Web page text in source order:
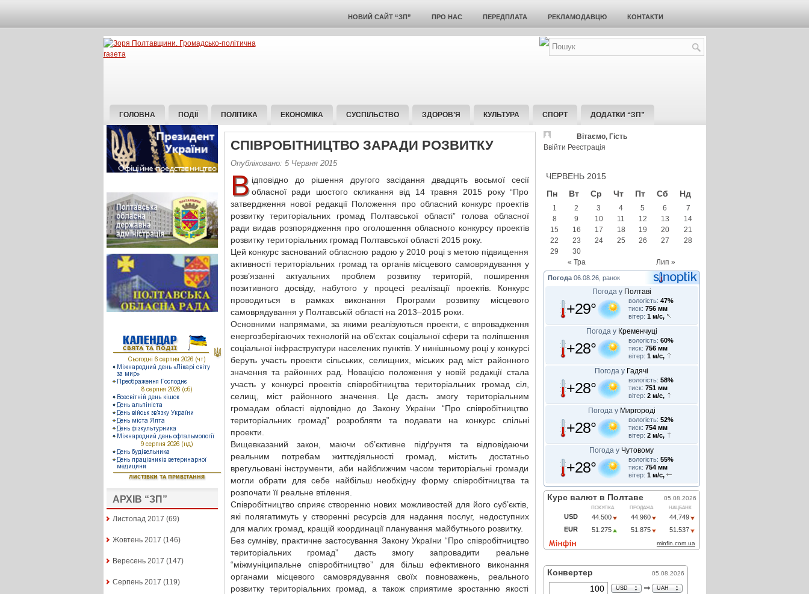
НОВИЙ САЙТ “ЗП” ПРО НАС ПЕРЕДПЛАТА РЕКЛАМОДАВЦЮ КОНТАКТИ
ГОЛОВНА ПОДІЇ ПОЛІТИКА ЕКОНОМІКА СУСПІЛЬСТВО ЗДОРОВ’Я КУЛЬТУРА СПОРТ ДОДАТКИ “ЗП”
АРХІВ “ЗП”
Листопад 2017 (69)
Жовтень 2017 (146)
Вересень 2017 (147)
Серпень 2017 (119)
СПІВРОБІТНИЦТВО ЗАРАДИ РОЗВИТКУ
Опубліковано: 5 Червня 2015
В ідповідно до рішення другого засідання двадцять восьмої сесії
обласної ради шостого скликання від 14 травня 2015 року “Про
затвердження нової редакції Положення про обласний конкурс проектів
розвитку територіальних громад Полтавської області” голова обласної
ради видав розпорядження про оголошення обласного конкурсу проектів
розвитку територіальних громад Полтавської області 2015 року.
Цей конкурс заснований обласною радою у 2010 році з метою підвищення
активності територіальних громад та органів місцевого самоврядування у
розв’язанні актуальних проблем розвитку територій, поширення
позитивного досвіду, набутого у процесі реалізації проектів. Конкурс
проводиться в рамках виконання Програми розвитку місцевого
самоврядування у Полтавській області на 2013–2015 роки.
Основними напрямами, за якими реалізуються проекти, є впровадження
енергозберігаючих технологій на об’єктах соціальної сфери та поліпшення
соціальної інфраструктури населених пунктів. У нинішньому році у конкурсі
беруть участь проекти сільських, селищних, міських рад міст районного
значення та районних рад. Новацією положення у новій редакції стала
участь у конкурсі проектів співробітництва територіальних громад сіл,
селищ, міст районного значення. Це дасть змогу територіальним
громадам області відповідно до Закону України “Про співробітництво
територіальних громад” розробляти та подавати на конкурс спільні
проекти.
Вищевказаний закон, маючи об’єктивне підґрунтя та відповідаючи
реальним потребам життєдіяльності громад, містить достатньо
врегульовані інструменти, аби найближчим часом територіальні громади
могли обрати для себе найбільш необхідну форму співробітництва та
розпочати її реальне втілення.
Співробітництво сприяє створенню нових можливостей для його суб’єктів,
які полягатимуть у створенні ресурсів для надання послуг, недоступних
для малих громад, кращій координації планування майбутнього розвитку.
Без сумніву, практичне застосування Закону України “Про співробітництво
територіальних громад” дасть змогу запровадити реальне
“міжмуніципальне співробітництво” для більш ефективного виконання
органами місцевого самоврядування своїх повноважень, реального
розвитку територіальних громад, а також сприятиме зростанню якості
Вітаємо, Гість
Ввійти Реєстрація
ЧЕРВЕНЬ 2015
Пн
Вт Ср Чт Пт Сб Нд
« Тра Лип »
1 2 3 4 5 6
7
8
9 10 11 12 13
14
15
16 17 18 19 20
21
22
23 24 25 26 27
28
29
30
Погода 06.08.26, ранок
Погода у Полтаві
+29° вологість: 47%
тиск: 756 мм
вітер: 1 м/с,
Погода у Кременчуці
+28° вологість: 60%
тиск: 756 мм
вітер: 1 м/с,
Погода у Гадячі
+28° вологість: 58%
тиск: 751 мм
вітер: 2 м/с,
Погода у Миргороді
+28° вологість: 52%
тиск: 754 мм
вітер: 2 м/с,
Погода у Чутовому
+28° вологість: 55%
тиск: 754 мм
вітер: 1 м/с,